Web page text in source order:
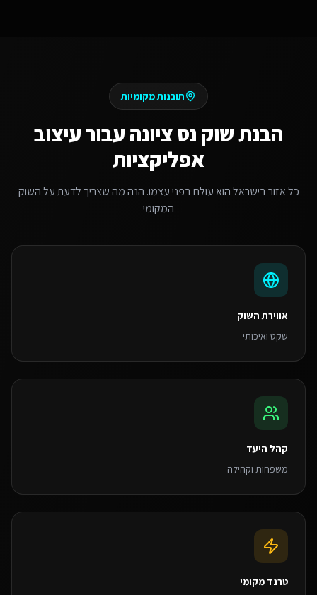
תובנות מקומיות
הבנת שוק נס ציונה עבורעיצוב
אפליקציות
כל אזור בישראל הוא עולם בפני עצמו. הנה מה שצריך לדעת על השוק
המקומי
אווירת השוק
שקט ואיכותי
קהל היעד
משפחות וקהילה
טרנד מקומי